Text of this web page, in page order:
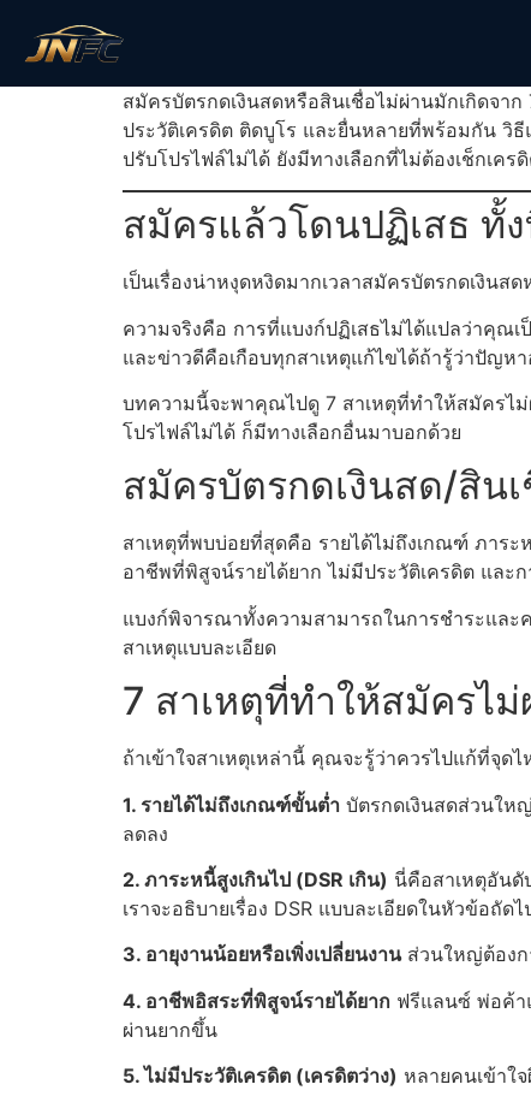
สมัครบัตรกดเงินสดหรือสินเชื่อไม่ผ่านมักเกิดจา
ประวัติเครดิต ติดบูโร และยื่นหลายที่พร้อมกัน วิ
ปรับโปรไฟล์ไม่ได้ ยังมีทางเลือกที่ไม่ต้องเช็กเคร
สมัครแล้วโดนปฏิเสธ ทั้
เป็นเรื่องน่าหงุดหงิดมากเวลาสมัครบัตรกดเงินส
ความจริงคือ การที่แบงก์ปฏิเสธไม่ได้แปลว่าคุณ
และข่าวดีคือเกือบทุกสาเหตุแก้ไขได้ถ้ารู้ว่าปัญห
บทความนี้จะพาคุณไปดู 7 สาเหตุที่ทำให้สมัครไ
โปรไฟล์ไม่ได้ ก็มีทางเลือกอื่นมาบอกด้วย
สมัครบัตรกดเงินสด/สินเ
สาเหตุที่พบบ่อยที่สุดคือ รายได้ไม่ถึงเกณฑ์ ภาระ
อาชีพที่พิสูจน์รายได้ยาก ไม่มีประวัติเครดิต และ
แบงก์พิจารณาทั้งความสามารถในการชำระและ
สาเหตุแบบละเอียด
7 สาเหตุที่ทำให้สมัครไ
ถ้าเข้าใจสาเหตุเหล่านี้ คุณจะรู้ว่าควรไปแก้ที่จุด
1. รายได้ไม่ถึงเกณฑ์ขั้นต่ำ บัตรกดเงินสดส่วนให
ลดลง
2. ภาระหนี้สูงเกินไป (DSR เกิน) นี่คือสาเหตุอันดั
เราจะอธิบายเรื่อง DSR แบบละเอียดในหัวข้อถัดไ
3. อายุงานน้อยหรือเพิ่งเปลี่ยนงานส่วนใหญ่ต้องก
4. อาชีพอิสระที่พิสูจน์รายได้ยาก ฟรีแลนซ์ พ่อค้า
ผ่านยากขึ้น
5. ไม่มีประวัติเครดิต (เครดิตว่าง) หลายคนเข้าใ